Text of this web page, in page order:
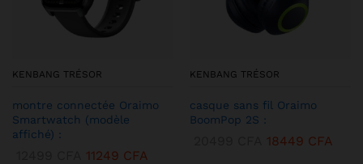
KENBANG TRÉSOR
montre connectée Oraimo
Smartwatch (modèle
affiché) :
11249 CFA
KENBANG TRÉSOR
casque sans fil Oraimo
BoomPop 2S :
18449 CFA